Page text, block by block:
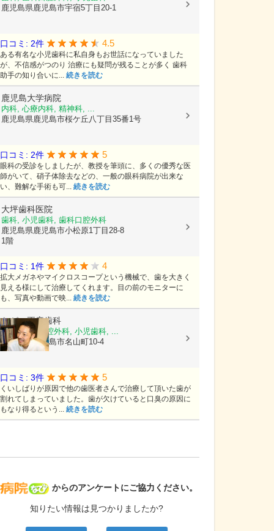
病院なび
からのアンケートにご協力ください。
知りたい情報は見つかりましたか?
鹿児島県鹿児島市宇宿5丁目20-1
口コミ: 2件 4.5
ある有名な小児歯科に私自身もお世話になっていました
が、不信感がつのり 治療にも疑問が残ることが多く 歯科
助手の知り合いに... 続きを読む
鹿児島大学病院
内科, 心療内科, 精神科, ...
鹿児島県鹿児島市桜ケ丘八丁目35番1号
口コミ: 2件 5
眼科の受診をしましたが、教授を筆頭に、多くの優秀な医
師がいて、硝子体除去などの、一般の眼科病院が出来な
い、難解な手術も可... 続きを読む
大坪歯科医院
歯科, 小児歯科, 歯科口腔外科
鹿児島県鹿児島市小松原1丁目28-8
1階
口コミ: 1件 4
拡大メガネやマイクロスコープという機械で、歯を大きく
見える様にして治療してくれます。目の前のモニターに
も、写真や動画で映... 続きを読む
ながい正彦歯科
歯科, 歯科口腔外科, 小児歯科, ...
鹿児島県鹿児島市名山町10-4
口コミ: 3件 5
くいしばりが原因で他の歯医者さんで治療して頂いた歯が
割れてしまっていました。歯が欠けていると口臭の原因に
もなり得るという... 続きを読む